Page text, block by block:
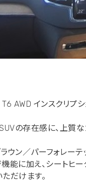
AWD インスクリプ
の存在感に、上質
ウン／パーフォレーテ
能に加え、シートヒ
だけます。